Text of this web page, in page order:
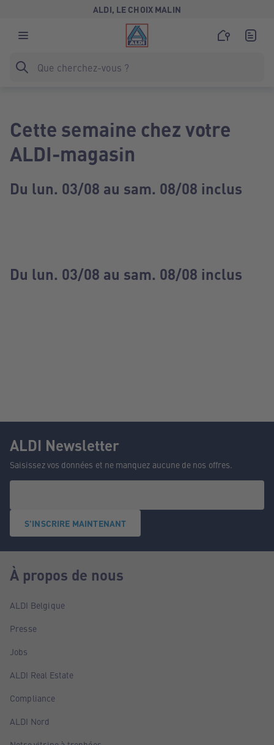
ALDI, LE CHOIX MALIN
Cette semaine chez votre
ALDI-magasin
Du lun. 03/08 au sam. 08/08 inclus
Du lun. 03/08 au sam. 08/08 inclus
ALDI Newsletter
Saisissez vos données et ne manquez aucune de nos offres.
S'INSCRIRE MAINTENANT
À propos de nous
ALDI Belgique
Presse
Jobs
ALDI Real Estate
Compliance
ALDI Nord